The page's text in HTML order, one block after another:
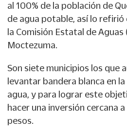
al 100% de la población de
de agua potable, así lo refirió
la Comisión Estatal de Aguas
Moctezuma.
Son siete municipios los que
levantar bandera blanca en
agua, y para lograr este
hacer una inversión cercana
pesos.